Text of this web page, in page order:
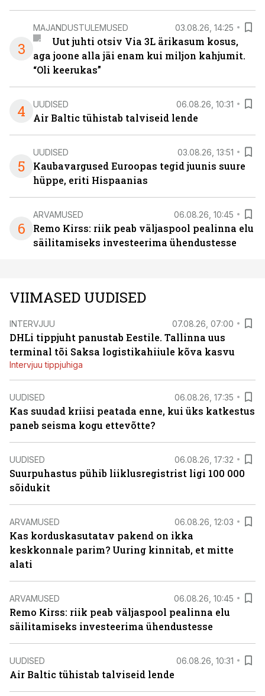
3
MAJANDUSTULEMUSED 03.08.26, 14:25
Uut juhti otsiv Via 3L ärikasum kosus,
aga joone alla jäi enam kui miljon kahjumit.
“Oli keerukas”
4 UUDISED 06.08.26, 10:31
Air Baltic tühistab talviseid lende
5
UUDISED 03.08.26, 13:51
Kaubavargused Euroopas tegid juunis suure
hüppe, eriti Hispaanias
6
ARVAMUSED 06.08.26, 10:45
Remo Kirss: riik peab väljaspool pealinna elu
säilitamiseks investeerima ühendustesse
VIIMASED UUDISED
INTERVJUU 07.08.26, 07:00
DHLi tippjuht panustab Eestile. Tallinna uus
terminal tõi Saksa logistikahiiule kõva kasvu
Intervjuu tippjuhiga
UUDISED 06.08.26, 17:35
Kas suudad kriisi peatada enne, kui üks katkestus
paneb seisma kogu ettevõtte?
UUDISED 06.08.26, 17:32
Suurpuhastus pühib liiklusregistrist ligi 100 000
sõidukit
ARVAMUSED 06.08.26, 12:03
Kas korduskasutatav pakend on ikka
keskkonnale parim? Uuring kinnitab, et mitte
alati
ARVAMUSED 06.08.26, 10:45
Remo Kirss: riik peab väljaspool pealinna elu
säilitamiseks investeerima ühendustesse
UUDISED 06.08.26, 10:31
Air Baltic tühistab talviseid lende